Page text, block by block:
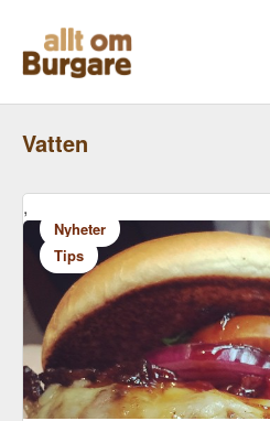
innehåll
Vatten
Nyheter
,
Tips